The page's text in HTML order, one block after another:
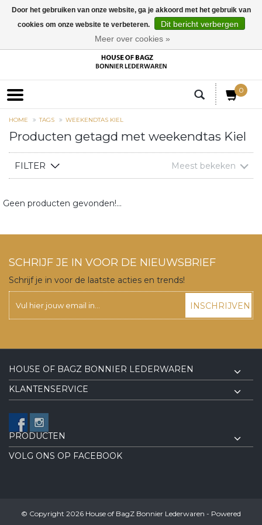
0
HOME TAGS WEEKENDTAS KIEL
Producten getagd met weekendtas Kiel
FILTER Meest bekeken
Geen producten gevonden!...
SCHRIJF JE IN VOOR DE NIEUWSBRIEF
Schrijf je in voor de laatste acties en trends!
INSCHRIJVEN
HOUSE OF BAGZ BONNIER LEDERWAREN
KLANTENSERVICE
PRODUCTEN
VOLG ONS OP FACEBOOK
© Copyright 2026 House of BagZ Bonnier Lederwaren - Powered
Door het gebruiken van onze website, ga je akkoord met het gebruik van
cookies om onze website te verbeteren.
Dit bericht verbergen
Meer over cookies »